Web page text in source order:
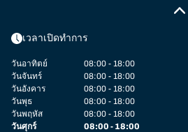
เวลาเปิดทำการ
วันอาทิตย์
08:00 - 18:00
วันจันทร์
08:00 - 18:00
วันอังคาร
08:00 - 18:00
วันพุธ
08:00 - 18:00
วันพฤหัส
08:00 - 18:00
วันศุกร์
08:00 - 18:00